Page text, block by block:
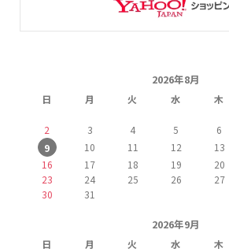
2026年8月
日 月 火 水 木
2
3 4 5 6
9
10 11 12 13
16
17 18 19 20
23
24 25 26 27
30
31
2026年9月
日 月 火 水 木